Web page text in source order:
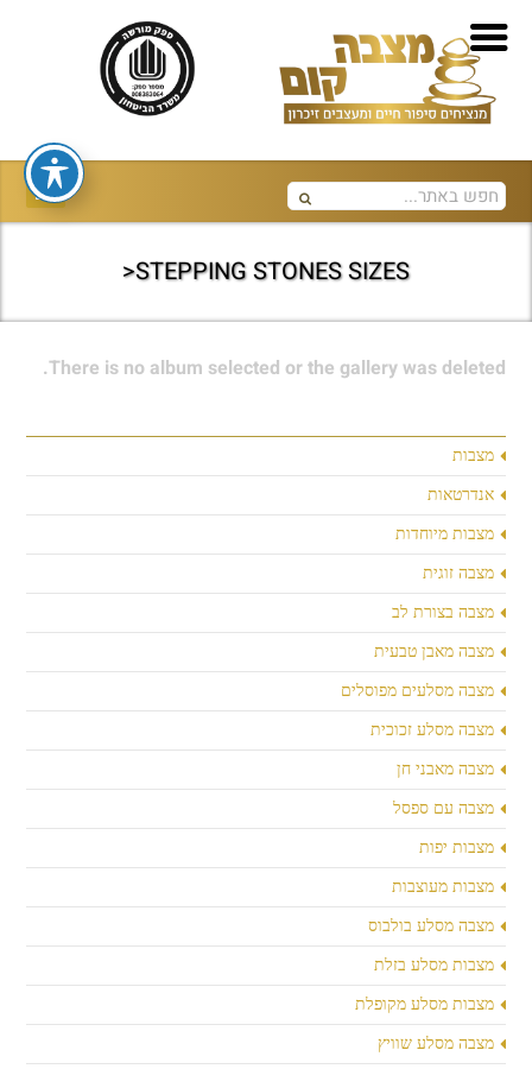
STEPPING STONES SIZES<
מצבות
אנדרטאות
מצבות מיוחדות
מצבה זוגית
מצבה בצורת לב
מצבה מאבן טבעית
מצבה מסלעים מפוסלים
מצבה מסלע זכוכית
מצבה מאבני חן
מצבה עם ספסל
מצבות יפות
מצבות מעוצבות
מצבה מסלע בולבוס
מצבות מסלע בזלת
מצבות מסלע מקופלת
מצבה מסלע שוויץ
There is no album selected or the gallery was deleted.